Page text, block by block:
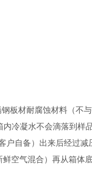
板材耐腐蚀材料（不
冷凝水不会滴落到样
户自备）出来后经过
空气混合）再从箱体